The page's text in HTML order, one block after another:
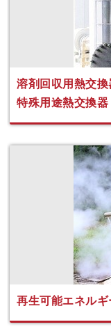
溶剤回収用熱交換
特殊用途熱交換器
再生可能エネル